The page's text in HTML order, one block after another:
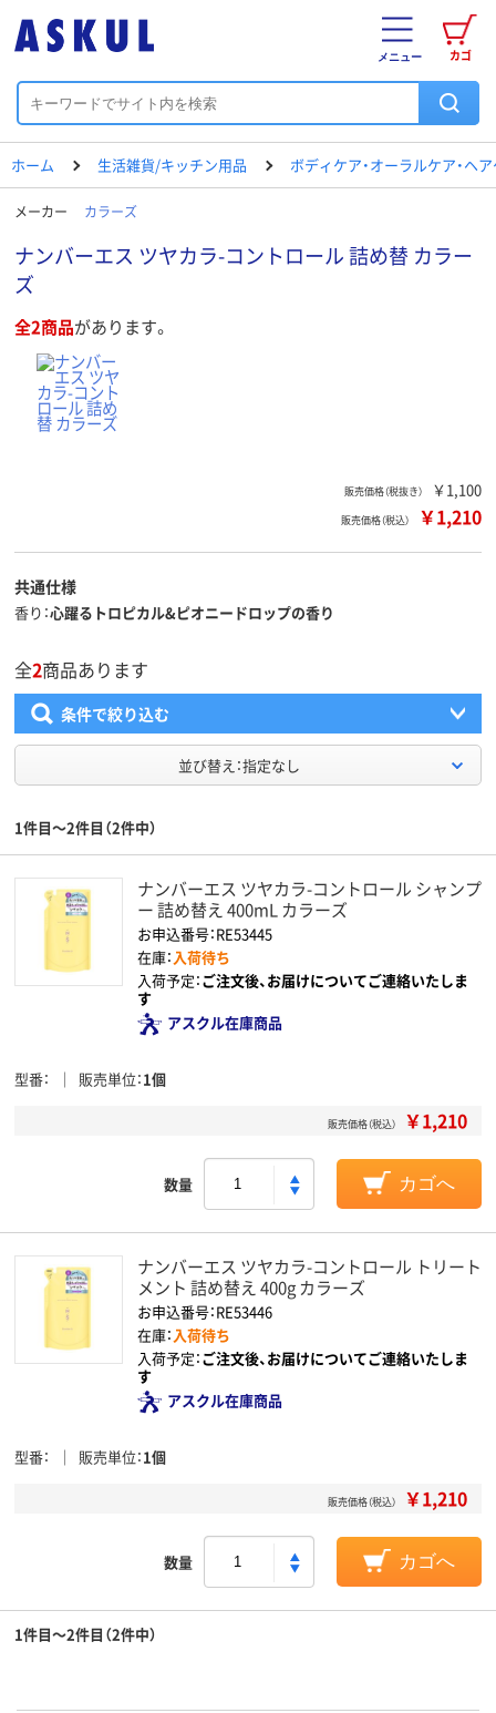
カゴ
メニュー
ホーム 生活雑貨/キッチン用品 ボディケア・オーラルケア・ヘ
メーカー カラーズ
ナンバーエス ツヤカラ-コントロール 詰め替 カラー
ズ
全2商品があります。
販売価格（税抜き） ￥1,100
販売価格（税込） ￥1,210
共通仕様
香り 心躍るトロピカル&ピオニードロップの香り
全2商品あります
条件で絞り込む
並び替え：指定なし
1件目～2件目（2件中）
ナンバーエス ツヤカラ-コントロール シャンプ
ー 詰め替え 400mL カラーズ
お申込番号：RE53445
在庫：入荷待ち
入荷予定：ご注文後、お届けについてご連絡いたしま
す
アスクル在庫商品
型番 販売単位 1個
販売価格（税込） ￥1,210
数量 カゴへ
ナンバーエス ツヤカラ-コントロール トリート
メント 詰め替え 400g カラーズ
お申込番号：RE53446
在庫：入荷待ち
入荷予定：ご注文後、お届けについてご連絡いたしま
す
アスクル在庫商品
型番 販売単位 1個
販売価格（税込） ￥1,210
数量 カゴへ
1件目～2件目（2件中）